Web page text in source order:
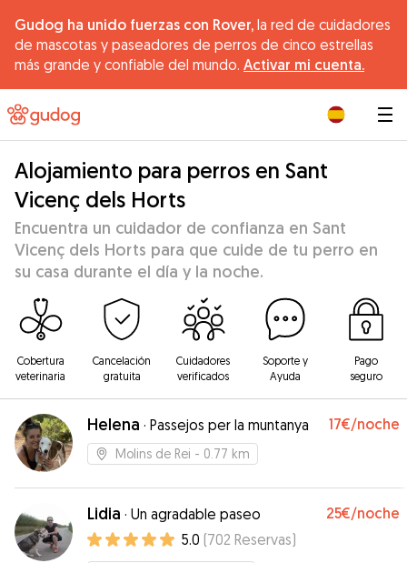
Gudog ha unido fuerzas con Rover, la red de cuidadores
de mascotas y paseadores de perros de cinco estrellas
más grande y confiable del mundo. Activar mi cuenta.
Alojamiento para perros en Sant
Vicenç dels Horts
Encuentra un cuidador de confianza en Sant
Vicenç dels Horts para que cuide de tu perro en
su casa durante el día y la noche.
Cobertura
veterinaria
Cancelación
gratuita
Cuidadores
verificados
Soporte y
Ayuda
Pago
seguro
Helena · Passejos per la muntanya 17€/noche
Molins de Rei - 0.77 km
Lidia · Un agradable paseo 25€/noche
5.0 (702 Reservas)